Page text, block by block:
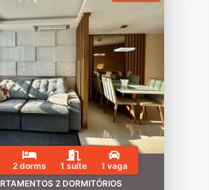
2 dorms 1 suíte
1 vaga
2 DORMITÓRIOS